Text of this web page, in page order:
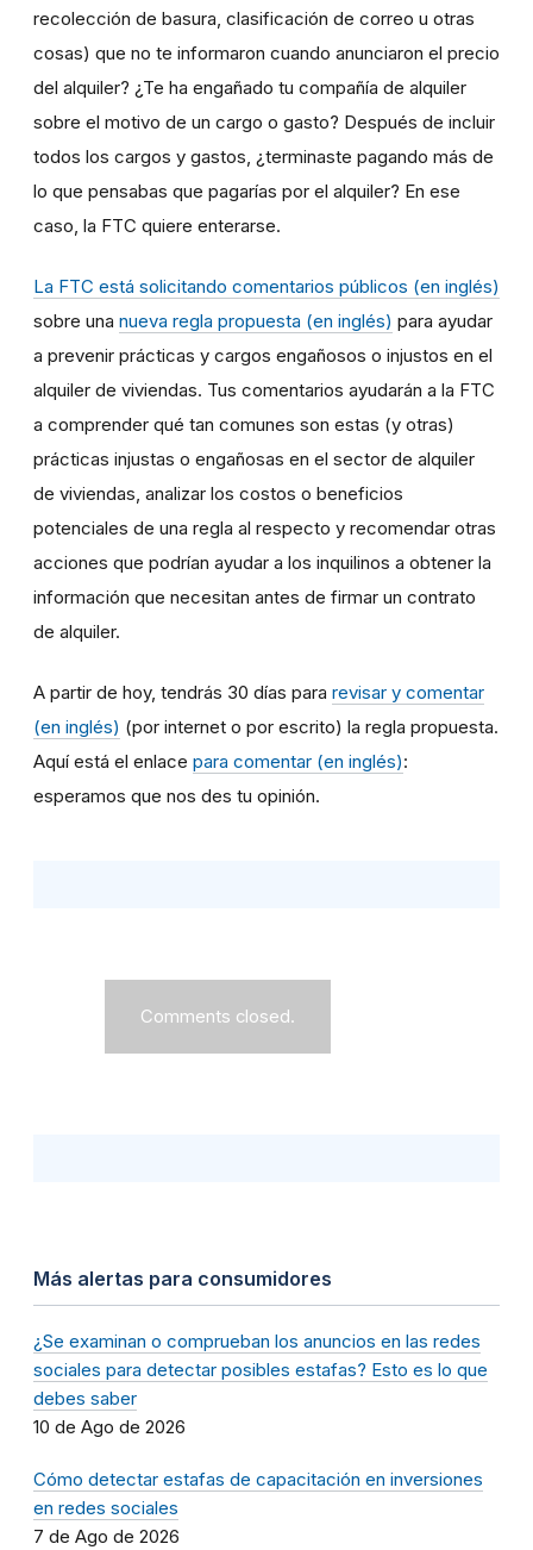
recolección de basura, clasificación de correo u otras
cosas) que no te informaron cuando anunciaron el precio
del alquiler? ¿Te ha engañado tu compañía de alquiler
sobre el motivo de un cargo o gasto? Después de incluir
todos los cargos y gastos, ¿terminaste pagando más de
lo que pensabas que pagarías por el alquiler? En ese
caso, la FTC quiere enterarse.
La FTC está solicitando comentarios públicos (en inglés)
sobre una nueva regla propuesta (en inglés) para ayudar
a prevenir prácticas y cargos engañosos o injustos en el
alquiler de viviendas. Tus comentarios ayudarán a la FTC
a comprender qué tan comunes son estas (y otras)
prácticas injustas o engañosas en el sector de alquiler
de viviendas, analizar los costos o beneficios
potenciales de una regla al respecto y recomendar otras
acciones que podrían ayudar a los inquilinos a obtener la
información que necesitan antes de firmar un contrato
de alquiler.
A partir de hoy, tendrás 30 días para revisar y comentar
(en inglés) (por internet o por escrito) la regla propuesta.
Aquí está el enlace para comentar (en inglés):
esperamos que nos des tu opinión.
Comments closed.
Más alertas para consumidores
¿Se examinan o comprueban los anuncios en las redes
sociales para detectar posibles estafas? Esto es lo que
debes saber
10 de Ago de 2026
Cómo detectar estafas de capacitación en inversiones
en redes sociales
7 de Ago de 2026